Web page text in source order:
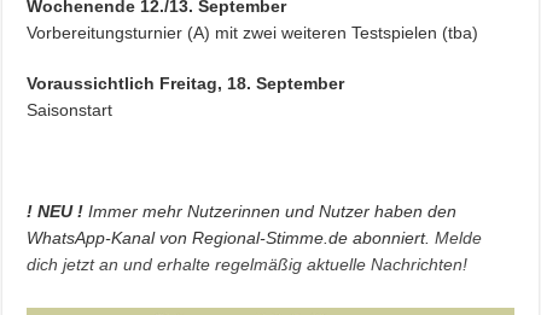
Wochenende 12./13. September
Vorbereitungsturnier (A) mit zwei weiteren Testspielen (tba)
Voraussichtlich Freitag, 18. September
Saisonstart
! NEU ! Immer mehr Nutzerinnen und Nutzer haben den
WhatsApp-Kanal von Regional-Stimme.de abonniert.Melde
dich jetzt an und erhalte regelmäßig aktuelle Nachrichten!